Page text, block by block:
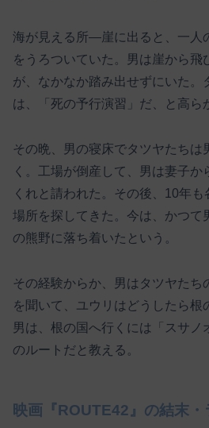
海が見える所―崖に出ると、一人
をうろついていた。男は崖から飛
が、なかなか踏み出せずにいた。
は、「死の予行演習」だ、と高ら
その晩、男の寝床でタツヤたちは
く。工場が倒産して、男は妻子
くれと請われた。その後、10年
場所を探してきた。今は、かつて
の熊野に落ち着いたという。
その経験からか、男はタツヤたち
を聞いて、ユウリはどうしたら根
男は、根の国へ行くには「スサノ
のルートだと教える。
映画『ROUTE42』の結末・